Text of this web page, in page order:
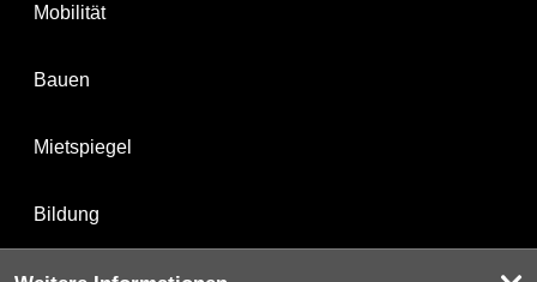
Mobilität
Bauen
Mietspiegel
Bildung